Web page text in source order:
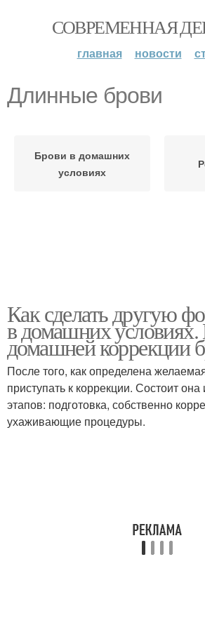
СОВРЕМЕННАЯ
главная новости
Длинные брови
Брови в домашних
условиях
Как сделать другую
в домашних
домашней коррекции
После того, как определена
приступать к коррекции. Состоит она
этапов: подготовка, собственно
ухаживающие процедуры.